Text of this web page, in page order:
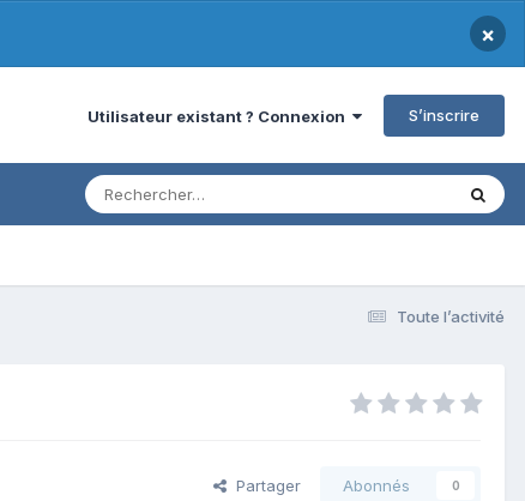
×
Utilisateur existant ? Connexion S’inscrire
Toute l’activité
Partager Abonnés 0